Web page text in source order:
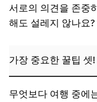
서로의 의견을 존중
해도 설레지 않나요?
가장 중요한 꿀팁 셋
무엇보다 여행 중에